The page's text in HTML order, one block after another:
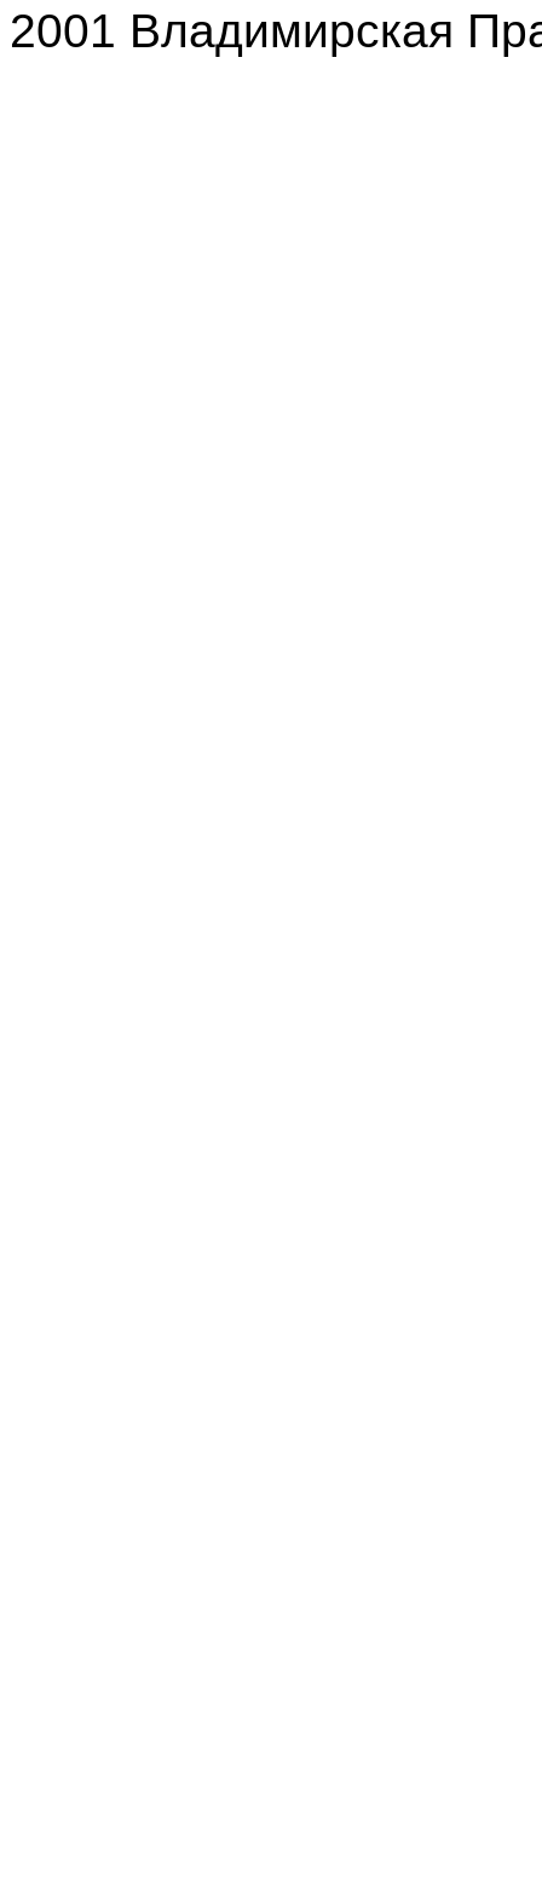
2001 Владимирская